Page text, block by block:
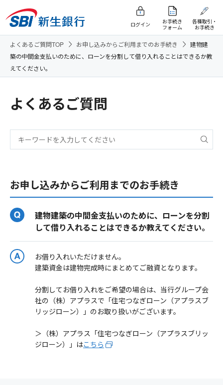
ログイン
お手続き
フォーム
各種取引・
お手続き
よくあるご質問TOP お申し込みからご利用までのお手続き
建物建
築の中間金支払いのために、ローンを分割して借り入れることはできるか教
えてください。
よくあるご質問
お申し込みからご利用までのお手続き
建物建築の中間金支払いのために、ローンを分割
して借り入れることはできるか教えてください。
お借り入れいただけません。
建築資金は建物完成時にまとめてご融資となります。
分割してお借り入れをご希望の場合は、当行グループ会
社の（株）アプラスで「住宅つなぎローン（アプラスブ
リッジローン）」のお取り扱いがございます。
＞（株）アプラス「住宅つなぎローン（アプラスブリッ
ジローン）」はこちら